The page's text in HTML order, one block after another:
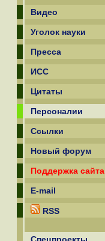
Видео
Уголок науки
Пресса
ИСС
Цитаты
Персоналии
Ссылки
Новый форум
Поддержка сайта
E-mail
RSS